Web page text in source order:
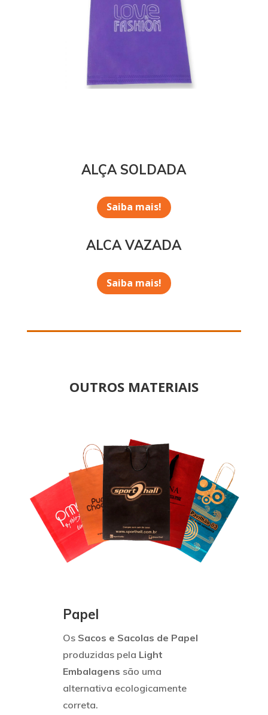
ALÇA SOLDADA
Saiba mais!
ALCA VAZADA
Saiba mais!
OUTROS MATERIAIS
Papel
Os Sacos e Sacolas de Papel
produzidas pela Light
Embalagens são uma
alternativa ecologicamente
correta.